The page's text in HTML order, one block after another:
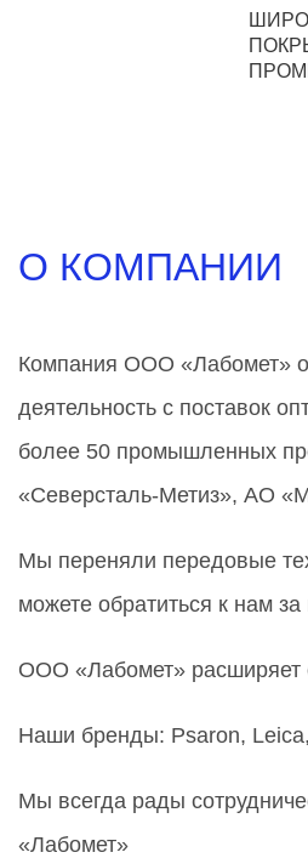
О КОМПАНИИ
Компания ООО «Лабомет»
деятельность с поставок
более 50 промышленных
«Северсталь-Метиз», АО
Мы переняли передовые
можете обратиться к нам
ООО «Лабомет» расширяет
Наши бренды: Psaron,
Мы всегда рады
«Лабомет»